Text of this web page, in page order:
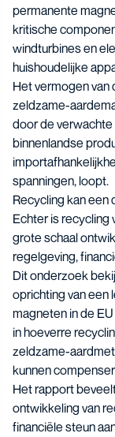
permanente
kritische
windturbines en
huishoudelijke
Het vermogen van
zeldzame-
door de verwachte
binnenlandse
spanningen, loopt.
Recycling kan een
Echter is recycling
grote schaal
regelgeving,
Dit onderzoek
oprichting van een
magneten in de
in hoeverre
zeldzame-
kunnen
Het rapport
ontwikkeling van
financiële steun